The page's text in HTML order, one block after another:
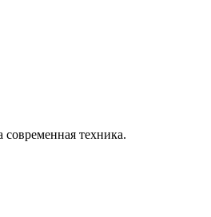
техника.